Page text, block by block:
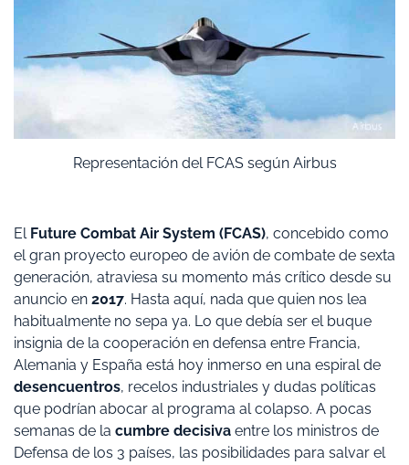
Representación del FCAS según Airbus
El Future Combat Air System (FCAS), concebido como
el gran proyecto europeo de avión de combate de sexta
generación, atraviesa su momento más crítico desde su
anuncio en 2017. Hasta aquí, nada que quien nos lea
habitualmente no sepa ya. Lo que debía ser el buque
insignia de la cooperación en defensa entre Francia,
Alemania y España está hoy inmerso en una espiral de
desencuentros, recelos industriales y dudas políticas
que podrían abocar al programa al colapso. A pocas
semanas de la cumbre decisiva entre los ministros de
Defensa de los 3 países, las posibilidades para salvar el